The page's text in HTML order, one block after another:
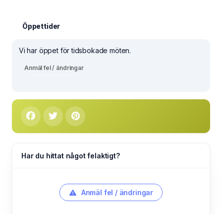
Öppettider
Vi har öppet för tidsbokade möten.
Anmäl fel / ändringar
Har du hittat något felaktigt?
Anmäl fel / ändringar